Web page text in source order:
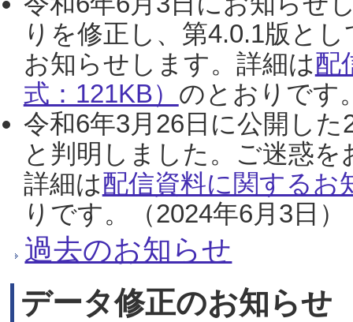
りを修正し、第4.0.1版と
お知らせします。詳細は配
式：121KB） のとおりです
令和6年3月26日に公開し
と判明しました。ご迷惑
詳細は配信資料に関するお
りです。（2024年6月3日）
過去のお知らせ
データ修正のお知らせ